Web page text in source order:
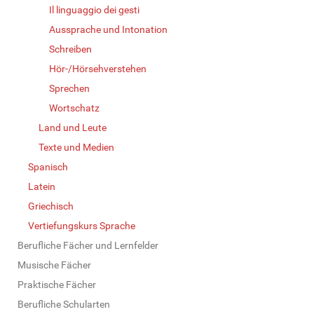
Il linguaggio dei gesti
Aussprache und Intonation
Schreiben
Hör-/Hörsehverstehen
Sprechen
Wortschatz
Land und Leute
Texte und Medien
Spanisch
Latein
Griechisch
Vertiefungskurs Sprache
Berufliche Fächer und Lernfelder
Musische Fächer
Praktische Fächer
Berufliche Schularten